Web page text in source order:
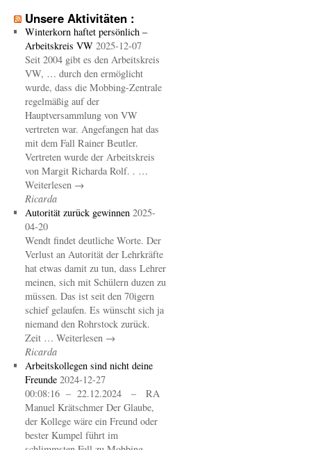
Unsere Aktivitäten :
Winterkorn haftet persönlich –
Arbeitskreis VW 2025-12-07
Seit 2004 gibt es den Arbeitskreis
VW, … durch den ermöglicht
wurde, dass die Mobbing-Zentrale
regelmäßig auf der
Hauptversammlung von VW
vertreten war. Angefangen hat das
mit dem Fall Rainer Beutler.
Vertreten wurde der Arbeitskreis
von Margit Richarda Rolf. . …
Weiterlesen →
Ricarda
Autorität zurück gewinnen 2025-
04-20
Wendt findet deutliche Worte. Der
Verlust an Autorität der Lehrkräfte
hat etwas damit zu tun, dass Lehrer
meinen, sich mit Schülern duzen zu
müssen. Das ist seit den 70igern
schief gelaufen. Es wünscht sich ja
niemand den Rohrstock zurück.
Zeit … Weiterlesen →
Ricarda
Arbeitskollegen sind nicht deine
Freunde 2024-12-27
00:08:16 – 22.12.2024 – RA
Manuel Krätschmer Der Glaube,
der Kollege wäre ein Freund oder
bester Kumpel führt im